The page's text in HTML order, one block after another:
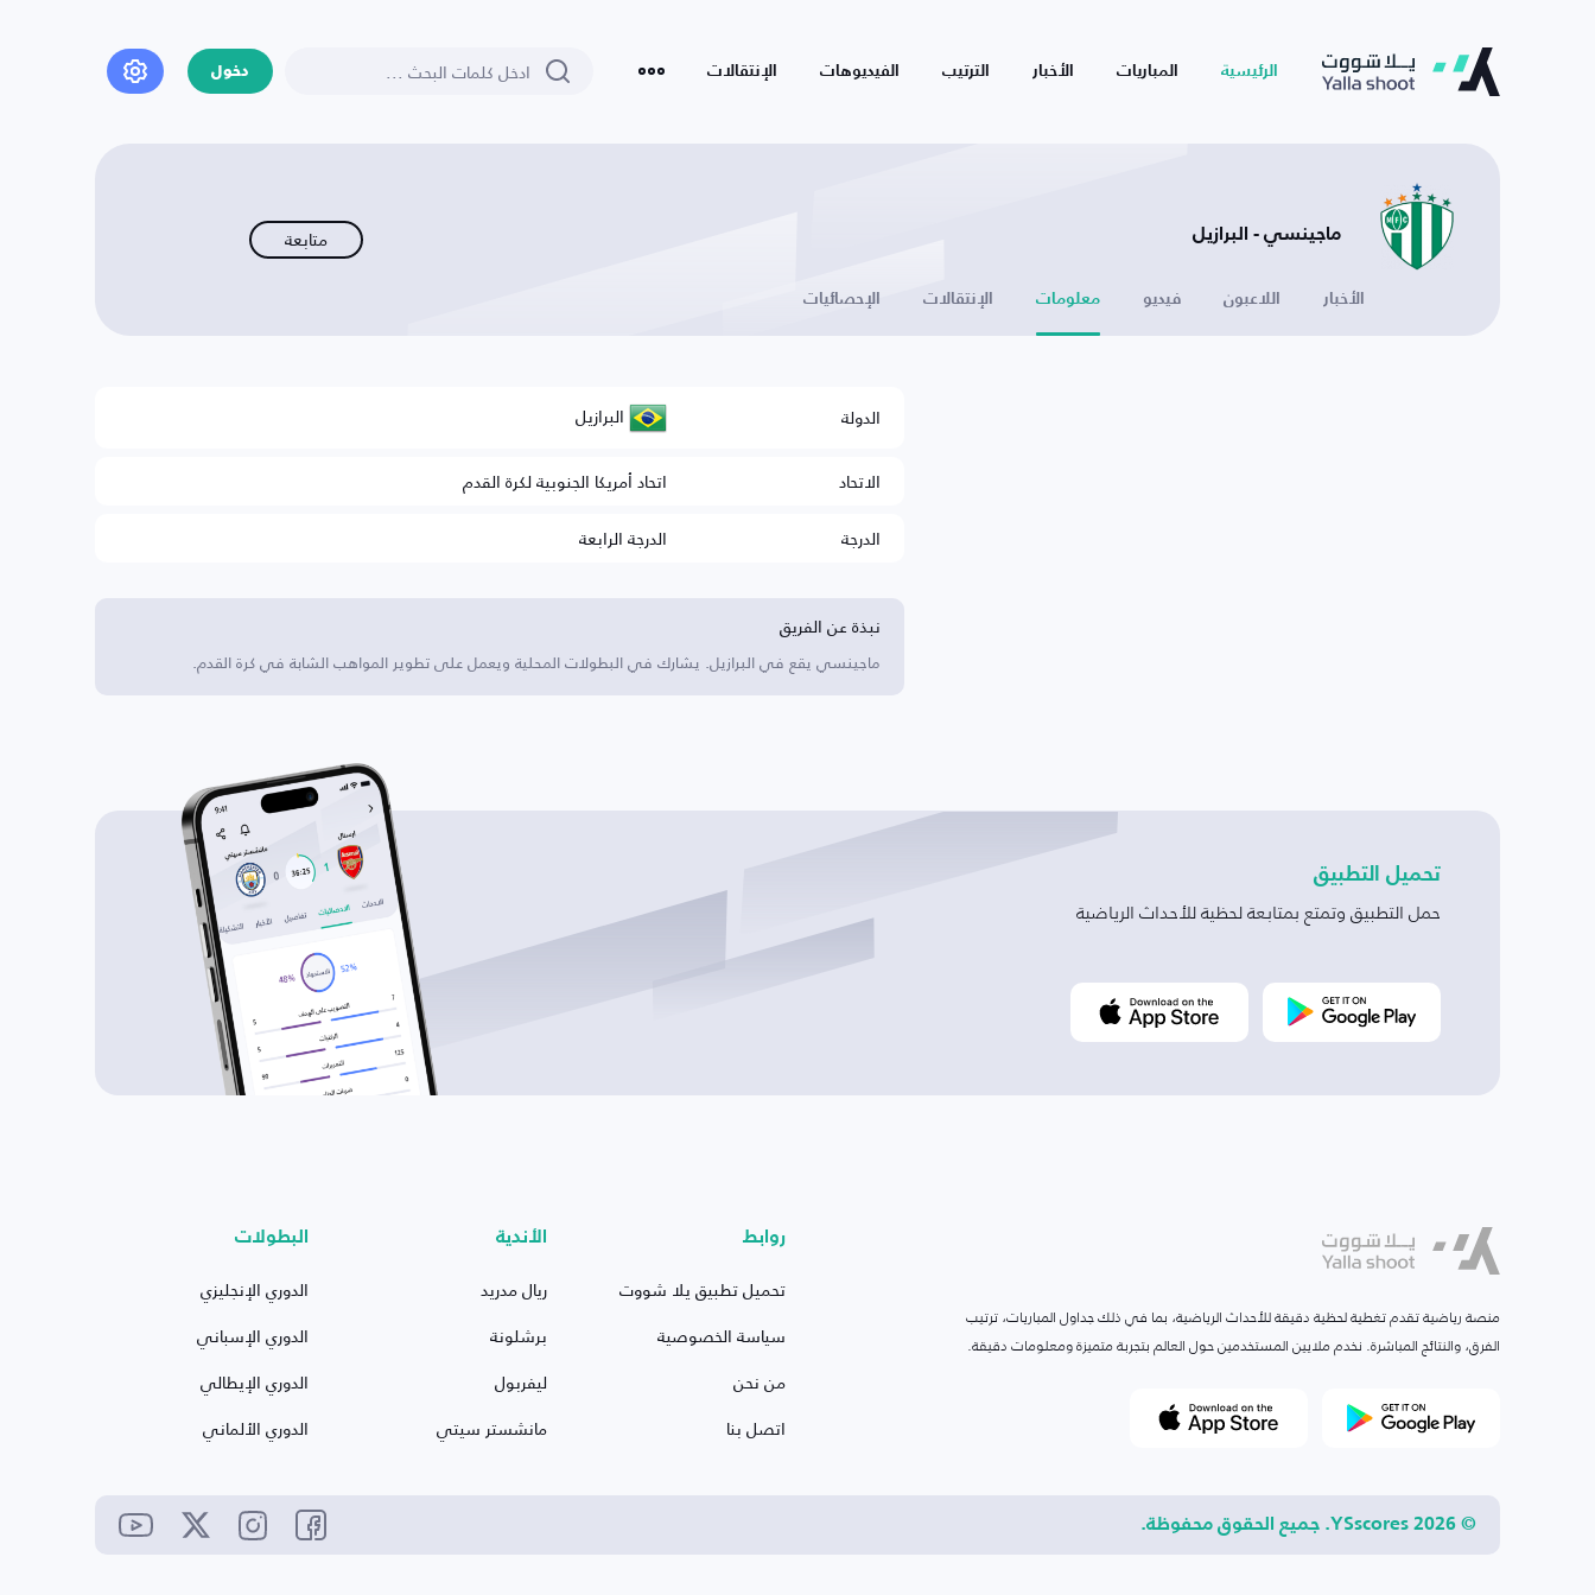
الرئيسية المباريات الأخبار الترتيب الفيديوهات الإنتقالات دخول
ماجينسي - البرازيل متابعة
الأخبار اللاعبون فيديو معلومات الإنتقالات الإحصائيات
الدولة البرازيل
الاتحاد
اتحاد أمريكا الجنوبية لكرة القدم
الدرجة
الدرجة الرابعة
نبذة عن الفريق
ماجينسي يقع في البرازيل. يشارك في البطولات المحلية ويعمل على تطوير المواهب الشابة في كرة القدم.
تحميل التطبيق
حمل التطبيق وتمتع بمتابعة لحظية للأحداث الرياضية
منصة رياضية تقدم تغطية لحظية دقيقة للأحداث الرياضية، بما في ذلك جداول المباريات، ترتيب
الفرق، والنتائج المباشرة. نخدم ملايين المستخدمين حول العالم بتجربة متميزة ومعلومات دقيقة.
روابط
تحميل تطبيق يلا شووت
سياسة الخصوصية
من نحن
اتصل بنا
الأندية
ريال مدريد
برشلونة
ليفربول
مانشستر سيتي
البطولات
الدوري الإنجليزي
الدوري الإسباني
الدوري الإيطالي
الدوري الألماني
© 2026 YSscores. جميع الحقوق محفوظة.